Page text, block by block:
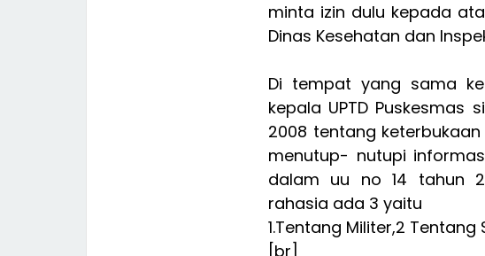
minta izin dulu kepada
Dinas Kesehatan dan
Di tempat yang sama
kepala UPTD Puskesmas
2008 tentang
menutup- nutupi
dalam uu no 14 tahun
rahasia ada 3 yaitu
1.Tentang Militer,2
[br]